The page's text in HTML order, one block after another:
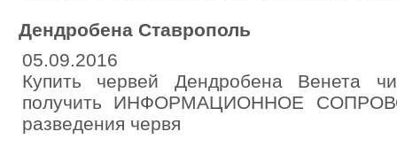
Дендробена Ставрополь
05.09.2016
Купить червей Дендробена Венета
получить ИНФОРМАЦИОННОЕ
разведения червя